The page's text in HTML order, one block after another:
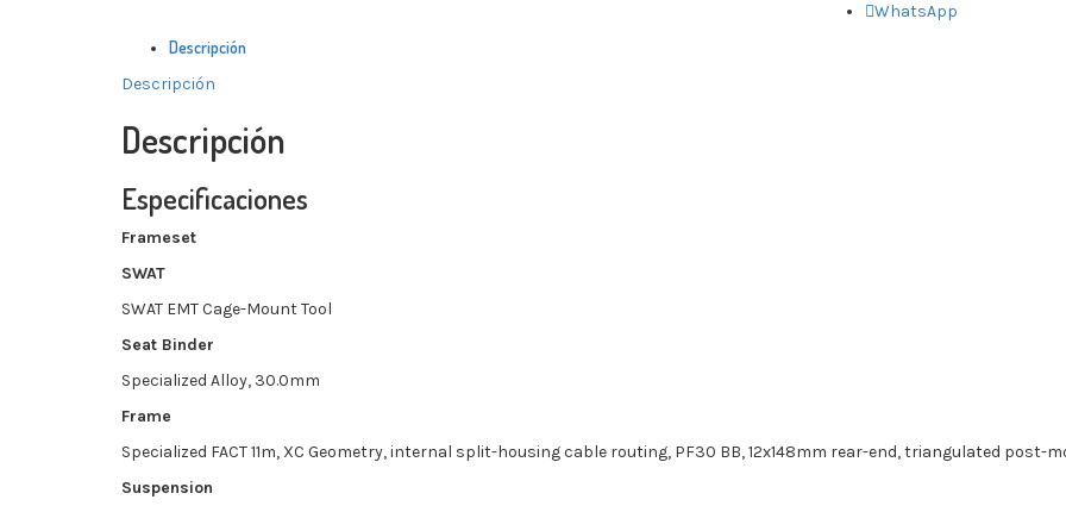
WhatsApp
Descripción
Descripción
Descripción
Especificaciones
Frameset
SWAT
SWAT EMT Cage-Mount Tool
Seat Binder
Specialized Alloy, 30.0mm
Frame
Specialized FACT 11m, XC Geometry, internal split-housing cable routing, PF30 BB, 12x148mm rear-end, triangulated post-
Suspension